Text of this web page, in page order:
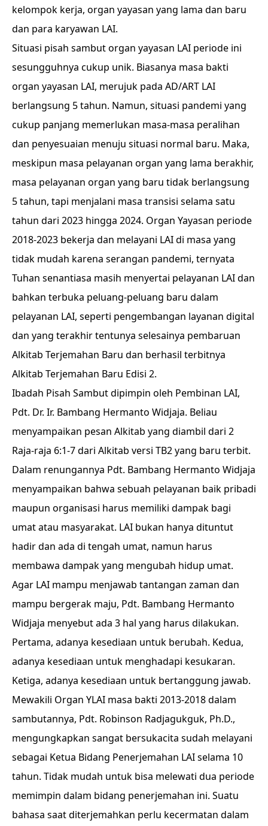
kelompok kerja, organ yayasan yang lama dan baru
dan para karyawan LAI.
Situasi pisah sambut organ yayasan LAI periode ini
sesungguhnya cukup unik. Biasanya masa bakti
organ yayasan LAI, merujuk pada AD/ART LAI
berlangsung 5 tahun. Namun, situasi pandemi yang
cukup panjang memerlukan masa-masa peralihan
dan penyesuaian menuju situasi normal baru. Maka,
meskipun masa pelayanan organ yang lama berakhir,
masa pelayanan organ yang baru tidak berlangsung
5 tahun, tapi menjalani masa transisi selama satu
tahun dari 2023 hingga 2024. Organ Yayasan periode
2018-2023 bekerja dan melayani LAI di masa yang
tidak mudah karena serangan pandemi, ternyata
Tuhan senantiasa masih menyertai pelayanan LAI dan
bahkan terbuka peluang-peluang baru dalam
pelayanan LAI, seperti pengembangan layanan digital
dan yang terakhir tentunya selesainya pembaruan
Alkitab Terjemahan Baru dan berhasil terbitnya
Alkitab Terjemahan Baru Edisi 2.
Ibadah Pisah Sambut dipimpin oleh Pembinan LAI,
Pdt. Dr. Ir. Bambang Hermanto Widjaja. Beliau
menyampaikan pesan Alkitab yang diambil dari 2
Raja-raja 6:1-7 dari Alkitab versi TB2 yang baru terbit.
Dalam renungannya Pdt. Bambang Hermanto Widjaja
menyampaikan bahwa sebuah pelayanan baik pribadi
maupun organisasi harus memiliki dampak bagi
umat atau masyarakat. LAI bukan hanya dituntut
hadir dan ada di tengah umat, namun harus
membawa dampak yang mengubah hidup umat.
Agar LAI mampu menjawab tantangan zaman dan
mampu bergerak maju, Pdt. Bambang Hermanto
Widjaja menyebut ada 3 hal yang harus dilakukan.
Pertama, adanya kesediaan untuk berubah. Kedua,
adanya kesediaan untuk menghadapi kesukaran.
Ketiga, adanya kesediaan untuk bertanggung jawab.
Mewakili Organ YLAI masa bakti 2013-2018 dalam
sambutannya, Pdt. Robinson Radjagukguk, Ph.D.,
mengungkapkan sangat bersukacita sudah melayani
sebagai Ketua Bidang Penerjemahan LAI selama 10
tahun. Tidak mudah untuk bisa melewati dua periode
memimpin dalam bidang penerjemahan ini. Suatu
bahasa saat diterjemahkan perlu kecermatan dalam